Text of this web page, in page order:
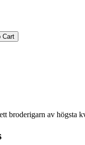
Cart
broderigarn av högsta